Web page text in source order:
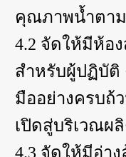
คุณภาพน้ำตา
4.2 จัดให้มีห้อ
สำหรับผู้ปฏิบัติ
มืออย่างครบถ้
เปิดสู่บริเวณผ
4.3 จัดให้มีอ่า